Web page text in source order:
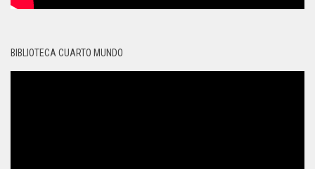
BIBLIOTECA CUARTO MUNDO